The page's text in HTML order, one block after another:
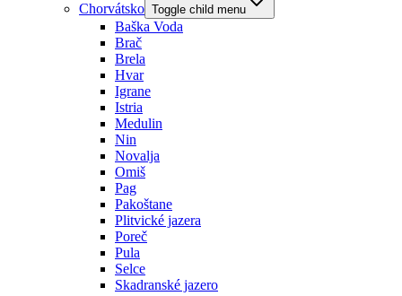
Chorvátsko Toggle child menu
Baška Voda
Brač
Brela
Hvar
Igrane
Istria
Medulin
Nin
Novalja
Omiš
Pag
Pakoštane
Plitvické jazera
Poreč
Pula
Selce
Skadranské jazero